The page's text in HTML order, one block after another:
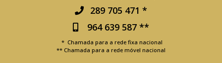
289 705 471 *
964 639 587 **
* Chamada para a rede fixa nacional
** Chamada para a rede móvel nacional